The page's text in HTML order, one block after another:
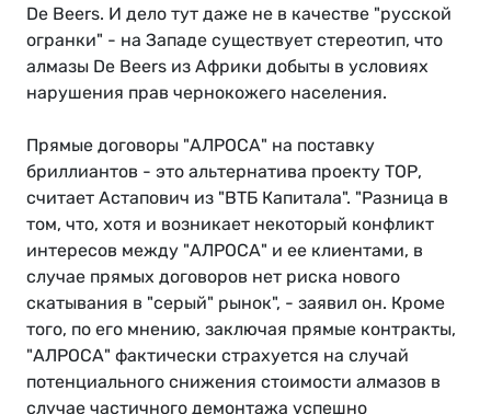
De Beers. И дело тут даже не в качестве "русской
огранки" - на Западе существует стереотип, что
алмазы De Beers из Африки добыты в условиях
нарушения прав чернокожего населения.
Прямые договоры "АЛРОСА" на поставку
бриллиантов - это альтернатива проекту ТОР,
считает Астапович из "ВТБ Капитала". "Разница в
том, что, хотя и возникает некоторый конфликт
интересов между "АЛРОСА" и ее клиентами, в
случае прямых договоров нет риска нового
скатывания в "серый" рынок", - заявил он. Кроме
того, по его мнению, заключая прямые контракты,
"АЛРОСА" фактически страхуется на случай
потенциального снижения стоимости алмазов в
случае частичного демонтажа успешно